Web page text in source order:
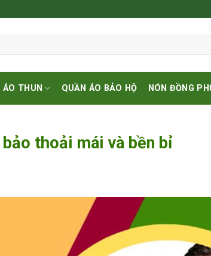
ÁO THUN QUẦN ÁO BẢO HỘ NÓN ĐỒNG
thoải mái và bền bỉ